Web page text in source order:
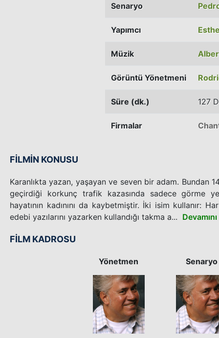
Senaryo
Yapımcı
Müzik
Görüntü Yönetmeni
Süre (dk.) 127
Firmalar
FİLMİN KONUSU
Karanlıkta yazan, yaşayan ve seven bir adam. Bundan
geçirdiği korkunç trafik kazasında sadece görme
hayatının kadınını da kaybetmiştir. İki isim kullanır:
edebi yazılarını yazarken kullandığı takma a...
FİLM KADROSU
Yönetmen Senaryo